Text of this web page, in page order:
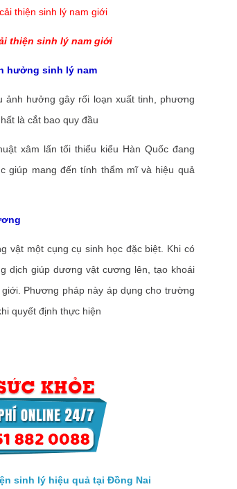
thiện sinh lý nam giới
hưởng sinh lý nam
hưởng gây rối loạn xuất tinh, phương
là cắt bao quy đầu
xâm lấn tối thiểu kiểu Hàn Quốc đang
giúp mang đến tính thẩm mĩ và hiệu quả
một cụng cụ sinh học đặc biệt. Khi có
dịch giúp dương vật cương lên, tạo khoái
Phương pháp này áp dụng cho trường
quyết định thực hiện
sinh lý hiệu quả tại Đồng Nai